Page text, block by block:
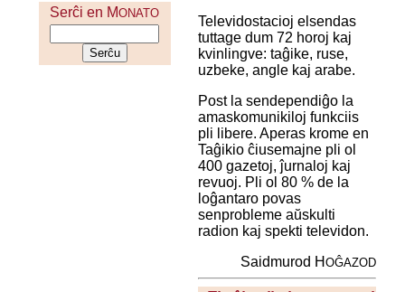
Serĉi en MONATO
Televidostacioj elsendas
tuttage dum 72 horoj kaj
kvinlingve: taĝike, ruse,
uzbeke, angle kaj arabe.
Post la sendependiĝo la
amaskomunikiloj funkciis
pli libere. Aperas krome en
Taĝikio ĉiusemajne pli ol
400 gazetoj, ĵurnaloj kaj
revuoj. Pli ol 80 % de la
loĝantaro povas
senprobleme aŭskulti
radion kaj spekti televidon.
Saidmurod H OĜAZOD